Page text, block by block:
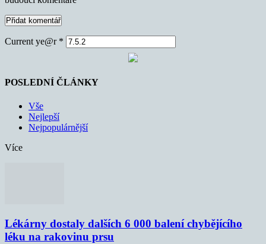
Current ye@r *
POSLEDNÍ ČLÁNKY
Vše
Nejlepší
Nejpopulárnější
Více
Lékárny dostaly dalších 6 000 balení chybějícího
léku na rakovinu prsu